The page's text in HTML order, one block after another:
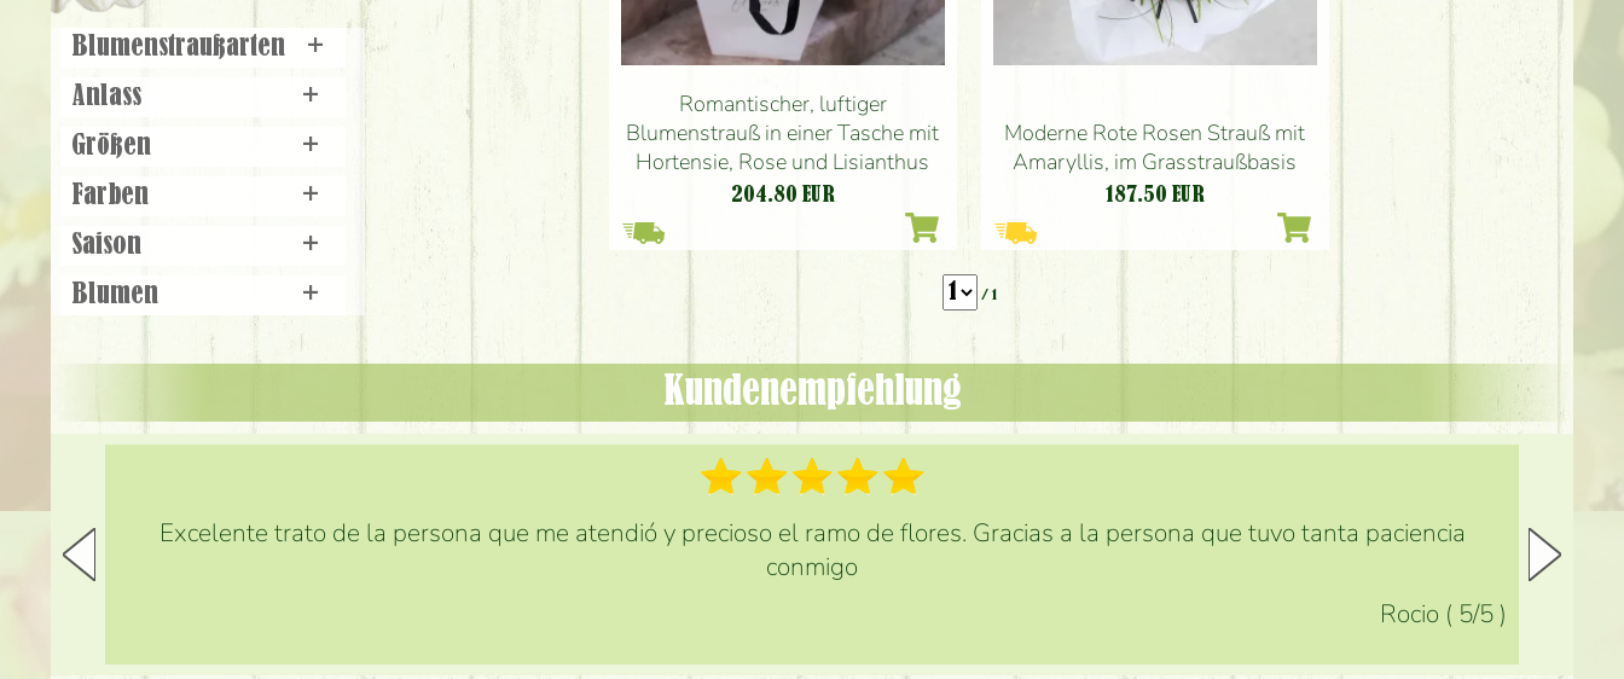
Romantischer, luftiger
Blumenstrauß in einer Tasche mit
Hortensie, Rose und Lisianthus
204.80 EUR
Moderne Rote Rosen Strauß mit
Amaryllis, im Grasstraußbasis
187.50 EUR
/ 1
Blumenstraußarten
+
Anlass
+
Größen
+
Farben
+
Saison
+
Blumen
+
Kundenempfehlung
Excelente trato de la persona que me atendió y precioso el ramo de flores. Gracias a la persona que tuvo tanta paciencia
conmigo
Rocio ( 5/5 )